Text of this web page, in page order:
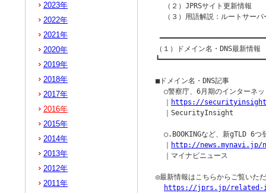
  （２）JPRSサイト更新情報
（３）用語解説：ルートサー
（１）ドメイン名・DNS最新情報
■ドメイン名・DNS記事
○警察庁、6月期のインターネ
https://
  ｜SecurityInsight
○.BOOKINGなど、新gTLD 6つ
http://news.mynavi.jp/
  ｜マイナビニュース
◎最新情報はこちらからご覧いた
https://jprs.jp/related-
2023年
2022年
2021年
2020年
2019年
2018年
2017年
2016年
2015年
2014年
2013年
2012年
2011年